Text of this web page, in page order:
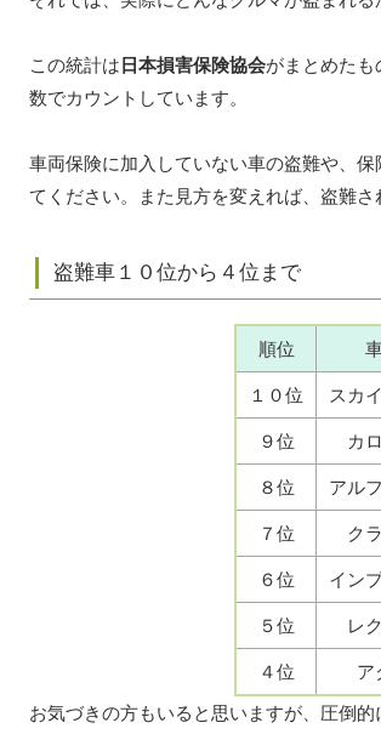
この統計は 日本損害保険協会がまとめたも
数でカウントしています。
車両保険に加入していない車の盗難や、
てください。また見方を変えれば、盗難
盗難車１０位から４位まで
順位
１０位 スカ
９位 カ
８位 アル
７位 ク
６位 イン
５位 レ
４位 ア
お気づきの方もいると思いますが、圧倒的